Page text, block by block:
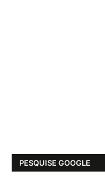
PESQUISE GOOGLE